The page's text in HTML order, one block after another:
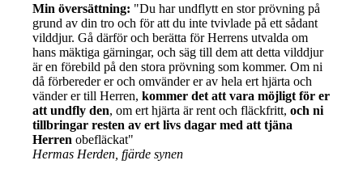
Min översättning: "Du har undflytt en stor prövning på
grund av din tro och för att du inte tvivlade på ett sådant
vilddjur. Gå därför och berätta för Herrens utvalda om
hans mäktiga gärningar, och säg till dem att detta vilddjur
är en förebild på den stora prövning som kommer. Om ni
då förbereder er och omvänder er av hela ert hjärta och
vänder er till Herren, kommer det att vara möjligt för er
att undfly den, om ert hjärta är rent och fläckfritt, och ni
tillbringar resten av ert livs dagar med att tjäna
Herren obefläckat"
Hermas Herden, fjärde synen